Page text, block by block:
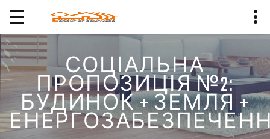
СОЦІАЛЬНА
ПРОПОЗИЦІЯ №2:
БУДИНОК + ЗЕМЛЯ +